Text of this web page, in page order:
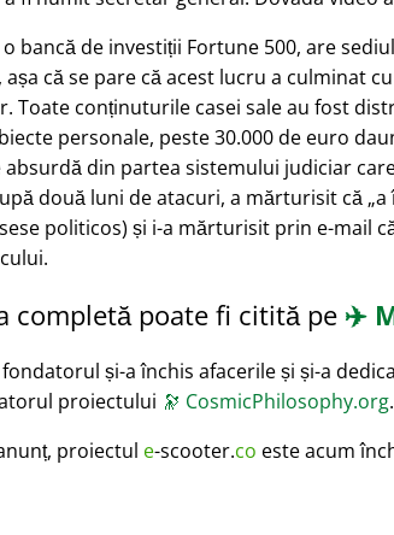
o bancă de investiții Fortune 500, are
că se pare că acest lucru a culminat
Toate conținuturile casei sale au fost
personale, peste 30.000 de euro
din partea sistemului judiciar
două luni de atacuri, a mărturisit că a
politicos) și i-a mărturisit prin e-mail
completă poate fi citită pe ✈️
și-a închis afacerile și și-a
proiectului 🔭 CosmicPhilosophy.org.
proiectul e-scooter.co este acum